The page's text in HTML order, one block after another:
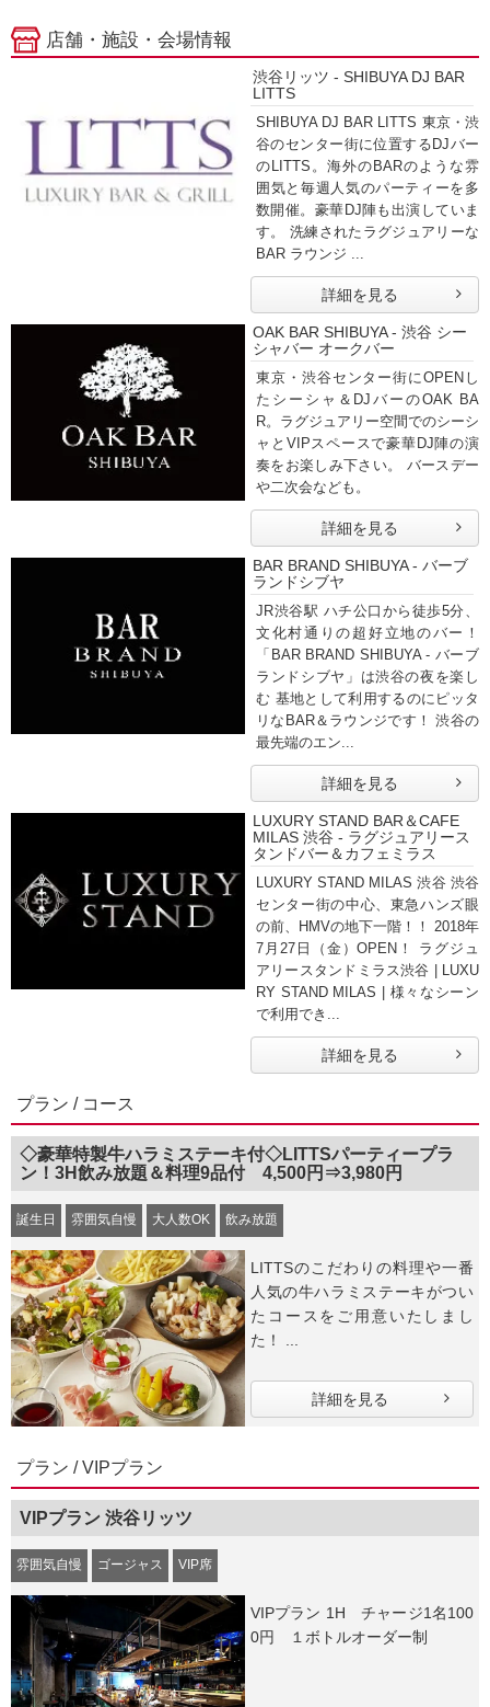
店舗・施設・会場情報
渋谷リッツ - SHIBUYA DJ BAR
LITTS
SHIBUYA DJ BAR LITTS 東京・渋
谷のセンター街に位置するDJバー
のLITTS。海外のBARのような雰
囲気と毎週人気のパーティーを多
数開催。豪華DJ陣も出演していま
す。 洗練されたラグジュアリーな
BAR ラウンジ ...
詳細を見る
OAK BAR SHIBUYA - 渋谷 シー
シャバー オークバー
東京・渋谷センター街にOPENし
たシーシャ＆DJバーのOAK BA
R。ラグジュアリー空間でのシーシ
ャとVIPスペースで豪華DJ陣の演
奏をお楽しみ下さい。 バースデー
や二次会なども。
詳細を見る
BAR BRAND SHIBUYA - バーブ
ランドシブヤ
JR渋谷駅 ハチ公口から徒歩5分、
文化村通りの超好立地のバー！
「BAR BRAND SHIBUYA - バーブ
ランドシブヤ」は渋谷の夜を楽し
む 基地として利用するのにピッタ
リなBAR＆ラウンジです！ 渋谷の
最先端のエン...
詳細を見る
LUXURY STAND BAR＆CAFE
MILAS 渋谷 - ラグジュアリース
タンドバー＆カフェミラス
LUXURY STAND MILAS 渋谷 渋谷
センター街の中心、東急ハンズ眼
の前、HMVの地下一階！！ 2018年
7月27日（金）OPEN！ ラグジュ
アリースタンドミラス渋谷 | LUXU
RY STAND MILAS | 様々なシーン
で利用でき...
詳細を見る
プラン / コース
◇豪華特製牛ハラミステーキ付◇LITTSパーティープラ
ン！3H飲み放題＆料理9品付 4,500円⇒3,980円
誕生日 雰囲気自慢 大人数OK 飲み放題
LITTSのこだわりの料理や一番
人気の牛ハラミステーキがつい
たコースをご用意いたしまし
た！ ...
詳細を見る
プラン / VIPプラン
VIPプラン 渋谷リッツ
雰囲気自慢 ゴージャス VIP席
VIPプラン 1H チャージ1名100
0円 １ボトルオーダー制